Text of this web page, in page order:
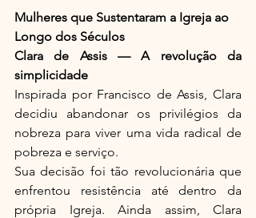
Mulheres que Sustentaram a Igreja ao
Longo dos Séculos
Clara de Assis — A revolução da
simplicidade
Inspirada por Francisco de Assis, Clara
decidiu abandonar os privilégios da
nobreza para viver uma vida radical de
pobreza e serviço.
Sua decisão foi tão revolucionária que
enfrentou resistência até dentro da
própria Igreja. Ainda assim, Clara